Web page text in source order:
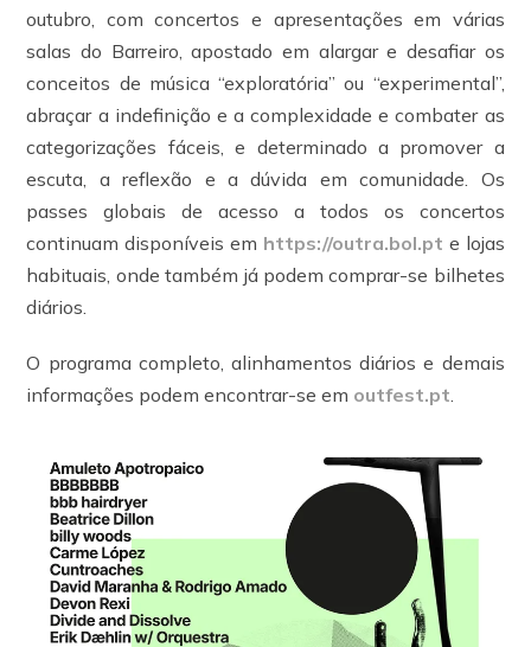
outubro, com concertos e apresentações em várias
salas do Barreiro, apostado em alargar e desafiar os
conceitos de música “exploratória” ou “experimental”,
abraçar a indefinição e a complexidade e combater as
categorizações fáceis, e determinado a promover a
escuta, a reflexão e a dúvida em comunidade. Os
passes globais de acesso a todos os concertos
continuam disponíveis em https://outra.bol.pt e lojas
habituais, onde também já podem comprar-se bilhetes
diários.
O programa completo, alinhamentos diários e demais
informações podem encontrar-se em outfest.pt